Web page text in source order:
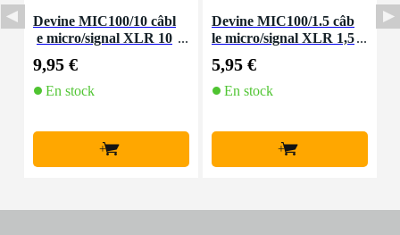
Devine MIC100/10 câbl
e micro/signal XLR 10
9,95 €
En stock
+
Devine MIC100/1.5 câb
le micro/signal XLR 1,5
5,95 €
En stock
+